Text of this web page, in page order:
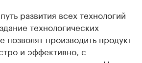
развития всех технологий
технологических
позволят производить продукт
и эффективно, с